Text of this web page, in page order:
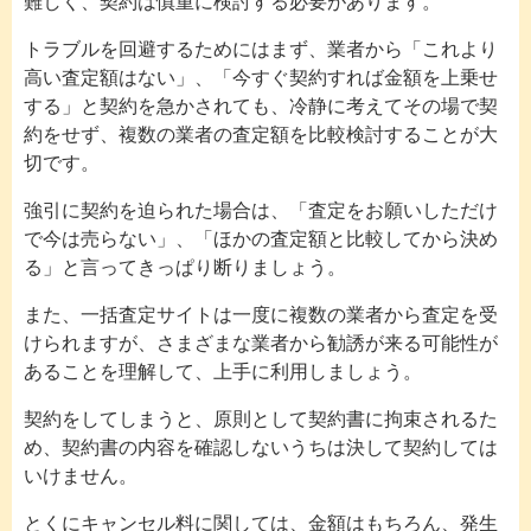
トラブルを回避するためにはまず、業者から「これより
高い査定額はない」、「今すぐ契約すれば金額を上乗せ
する」と契約を急かされても、冷静に考えてその場で契
約をせず、複数の業者の査定額を比較検討することが大
切です。
強引に契約を迫られた場合は、「査定をお願いしただけ
で今は売らない」、「ほかの査定額と比較してから決め
る」と言ってきっぱり断りましょう。
また、一括査定サイトは一度に複数の業者から査定を受
けられますが、さまざまな業者から勧誘が来る可能性が
あることを理解して、上手に利用しましょう。
契約をしてしまうと、原則として契約書に拘束されるた
め、契約書の内容を確認しないうちは決して契約しては
いけません。
とくにキャンセル料に関しては、金額はもちろん、発生